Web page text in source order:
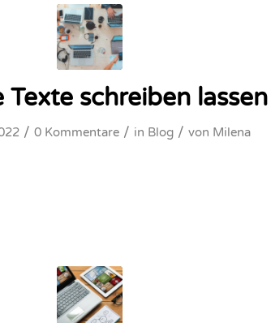
Texte schreiben lassen
/ 0 Kommentare / in Blog / von Milena